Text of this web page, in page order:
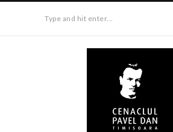
Type and hit enter...